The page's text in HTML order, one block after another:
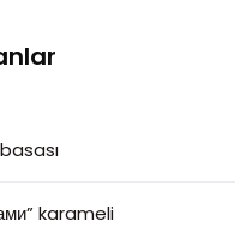
karameli